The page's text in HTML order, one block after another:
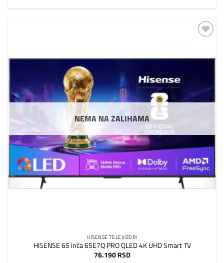
listu
NEMA NA ZALIHAMA
HISENSE TELEVIZORI
HISENSE 65 inča 65E7Q PRO QLED 4K UHD Smart TV
76.190 RSD